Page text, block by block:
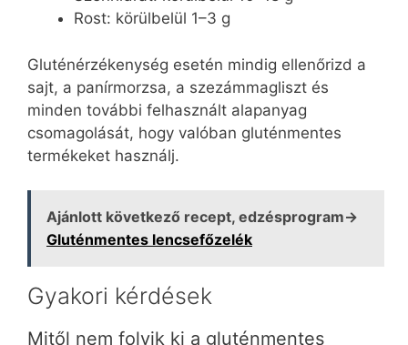
Rost: körülbelül 1–3 g
Gluténérzékenység esetén mindig ellenőrizd a
sajt, a panírmorzsa, a szezámmagliszt és
minden további felhasznált alapanyag
csomagolását, hogy valóban gluténmentes
termékeket használj.
Ajánlott következő recept, edzésprogram→
Gluténmentes lencsefőzelék
Gyakori kérdések
Mitől nem folyik ki a gluténmentes